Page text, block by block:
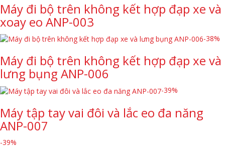
Máy đi bộ trên không kết hợp đạp xe và
xoay eo ANP-003
-38%
Máy đi bộ trên không kết hợp đạp xe và
lưng bụng ANP-006
-39%
Máy tập tay vai đôi và lắc eo đa năng
ANP-007
-39%